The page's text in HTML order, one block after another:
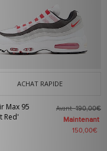
ACHAT RAPIDE
Max 95
Red'
Avant190,00€
Maintenant
150,00€